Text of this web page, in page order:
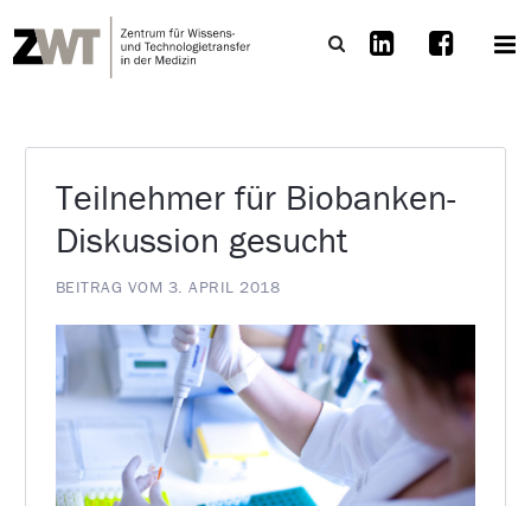
Teilnehmer für Biobanken-
Diskussion gesucht
BEITRAG VOM 3. APRIL 2018